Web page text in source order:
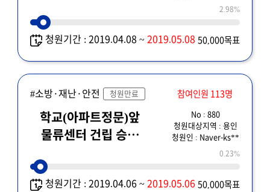
2.98%
청원기간 : 2019.04.08 ~2019.05.08 50,000목표
#소방·재난·안전 청원만료 참여인원 113명
학교(아파트정문)앞
물류센터 건립 승인
No : 880
청원대상지역 : 용인
청원인 : Naver-ks**
0.23%
청원기간 : 2019.04.06 ~2019.05.06 50,000목표